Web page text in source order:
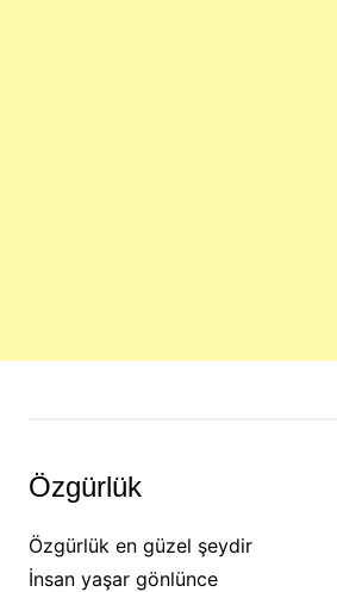
Özgürlük
Özgürlük en güzel şeydir
İnsan yaşar gönlünce